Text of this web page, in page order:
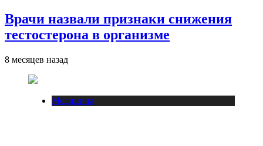
Врачи назвали признаки снижения
тестостерона в организме
8 месяцев назад
Медицина